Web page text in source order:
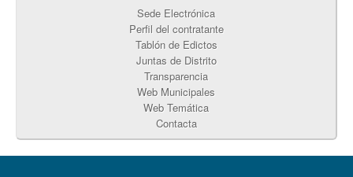
Sede Electrónica
Perfil del contratante
Tablón de Edictos
Juntas de Distrito
Transparencia
Web Municipales
Web Temática
Contacta